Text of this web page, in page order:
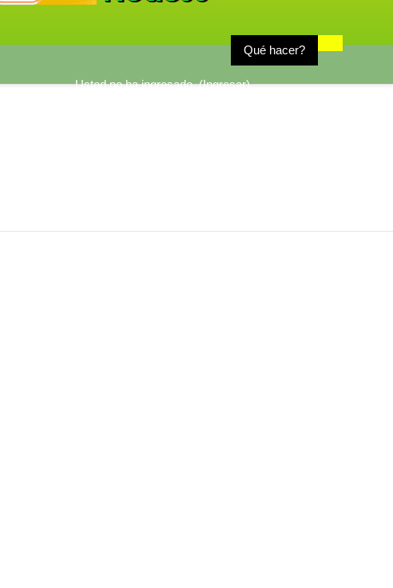
Usted no ha ingresado. (Ingresar)
Qué hacer?